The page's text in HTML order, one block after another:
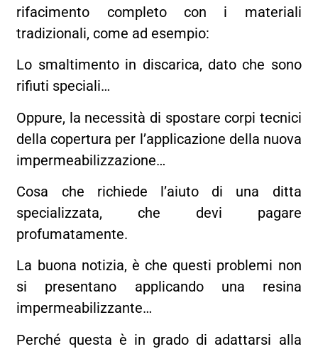
rifacimento completo con i materiali
tradizionali, come ad esempio:
Lo smaltimento in discarica, dato che sono
rifiuti speciali…
Oppure, la necessità di spostare corpi tecnici
della copertura per l’applicazione della nuova
impermeabilizzazione…
Cosa che richiede l’aiuto di una ditta
specializzata, che devi pagare
profumatamente.
La buona notizia, è che questi problemi non
si presentano applicando una resina
impermeabilizzante…
Perché questa è in grado di adattarsi alla